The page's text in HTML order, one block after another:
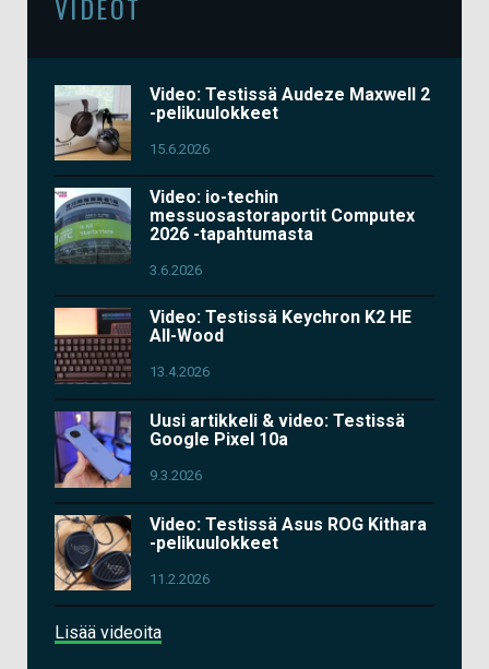
Video: Testissä Audeze Maxwell 2
-pelikuulokkeet
15.6.2026
Video: io-techin
messuosastoraportit Computex
2026 -tapahtumasta
3.6.2026
Video: Testissä Keychron K2 HE
All-Wood
13.4.2026
Uusi artikkeli & video: Testissä
Google Pixel 10a
9.3.2026
Video: Testissä Asus ROG Kithara
-pelikuulokkeet
11.2.2026
Lisää videoita